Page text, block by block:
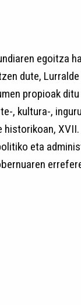
egoitza
dute,
propioak
, kultura-,
eta